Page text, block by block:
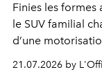
Finies les
le SUV familial
d’une
économe. à
gagné en
21.07.2026 by